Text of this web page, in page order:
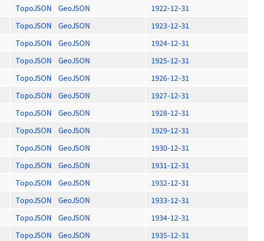
TopoJSON GeoJSON
1922-12-31
TopoJSON GeoJSON
1923-12-31
TopoJSON GeoJSON
1924-12-31
TopoJSON GeoJSON
1925-12-31
TopoJSON GeoJSON
1926-12-31
TopoJSON GeoJSON
1927-12-31
TopoJSON GeoJSON
1928-12-31
TopoJSON GeoJSON
1929-12-31
TopoJSON GeoJSON
1930-12-31
TopoJSON GeoJSON
1931-12-31
TopoJSON GeoJSON
1932-12-31
TopoJSON GeoJSON
1933-12-31
TopoJSON GeoJSON
1934-12-31
TopoJSON GeoJSON
1935-12-31